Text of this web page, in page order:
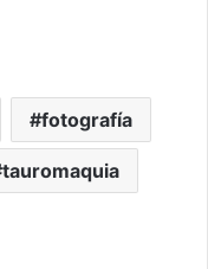
fotografía
tauromaquia